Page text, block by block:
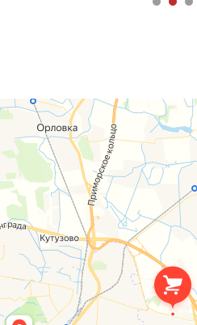
+7 (4012) 38-88-24
sale@rapidkld.ru
ЗАКАЗАТЬ ЗВОНОК →